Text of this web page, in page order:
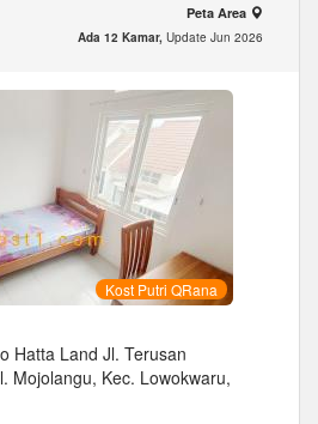
Peta Area
Ada 12 Kamar, Update Jun 2026
Kost Putri QRana
Hatta Land Jl. Terusan
Mojolangu, Kec. Lowokwaru,